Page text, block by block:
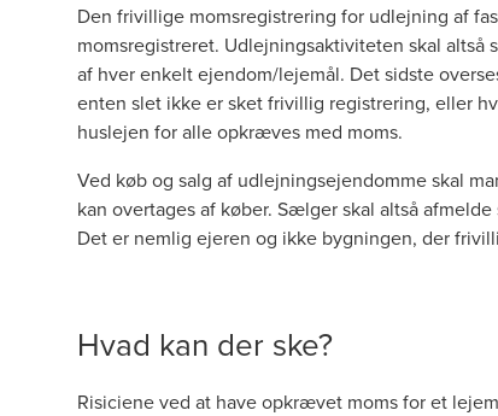
Den frivillige momsregistrering for udlejning af
momsregistreret. Udlejningsaktiviteten skal
af hver enkelt ejendom/lejemål. Det sidste
enten slet ikke er sket frivillig registrering, eller
huslejen for alle opkræves med moms.
Ved køb og salg af udlejningsejendomme skal
kan overtages af køber. Sælger skal altså
Det er nemlig ejeren og ikke bygningen, der
Hvad kan der ske?
Risiciene ved at have opkrævet moms for et